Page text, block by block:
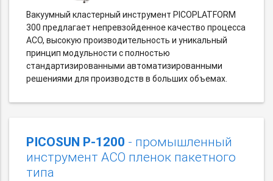
Вакуумный кластерный инструмент PICOPLATFORM
300 предлагает непревзойденное качество процесса
АСО, высокую производительность и уникальный
принцип модульности с полностью
стандартизированными автоматизированными
решениями для производств в больших объемах.
PICOSUN P-1200 - промышленный
инструмент АСО пленок пакетного
типа